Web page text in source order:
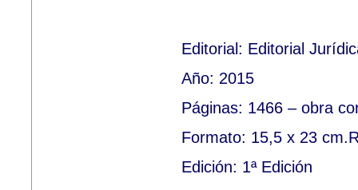
Editorial: Editorial
Año: 2015
Páginas: 1466 – obra
Formato: 15,5 x 23
Edición: 1ª Edición